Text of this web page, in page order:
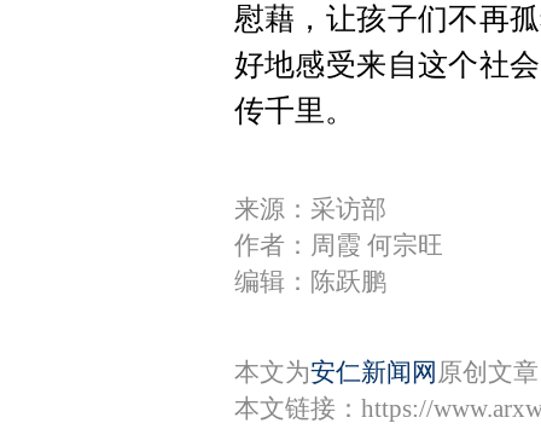
慰藉，让孩子们不再
好地感受来自这个社
传千里。
来源：采访部
作者：周霞 何宗旺
编辑：陈跃鹏
本文为安仁新闻网 原创文
本文链接： https://